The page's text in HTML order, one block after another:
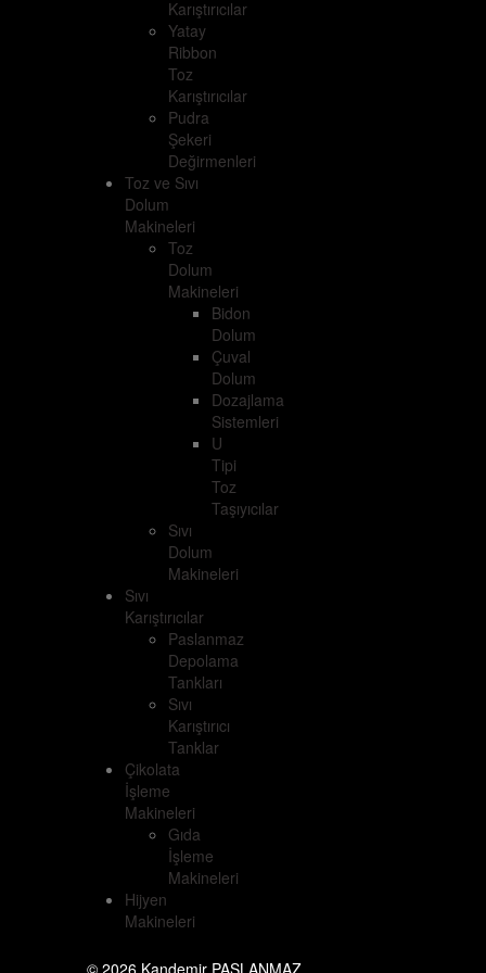
Karıştırıcılar
Yatay
Ribbon
Toz
Karıştırıcılar
Pudra
Şekeri
Değirmenleri
Toz ve Sıvı
Dolum
Makineleri
Toz
Dolum
Makineleri
Bidon
Dolum
Çuval
Dolum
Dozajlama
Sistemleri
U
Tipi
Toz
Taşıyıcılar
Sıvı
Dolum
Makineleri
Sıvı
Karıştırıcılar
Paslanmaz
Depolama
Tankları
Sıvı
Karıştırıcı
Tanklar
Çikolata
İşleme
Makineleri
Gıda
İşleme
Makineleri
Hijyen
Makineleri
© 2026 Kandemir PASLANMAZ